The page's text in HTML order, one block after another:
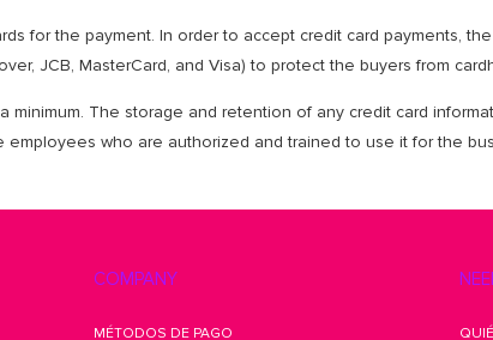
for the payment. In order to accept credit card payments,
JCB, MasterCard, and Visa) to protect the buyers from
minimum. The storage and retention of any credit card
employees who are authorized and trained to use it for the
COMPANY
MÉTODOS DE PAGO